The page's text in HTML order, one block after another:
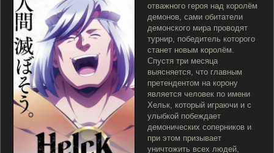
отважного героя над королём
демонов, сами обитатели
демонского мира проводят
турнир, победитель которого
станет новым королём.
Спустя три месяца
выясняется, что главным
претендентом на корону
является человек по имени
Хельк, который играючи и с
улыбкой побеждает
демонических соперников и
при этом призывает
уничтожить всех людей,